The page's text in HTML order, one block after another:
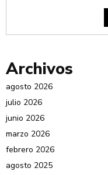
Archivos
agosto 2026
julio 2026
junio 2026
marzo 2026
febrero 2026
agosto 2025